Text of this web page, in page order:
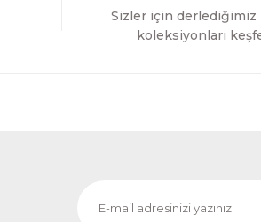
Sizler için derlediğimiz
koleksiyonları